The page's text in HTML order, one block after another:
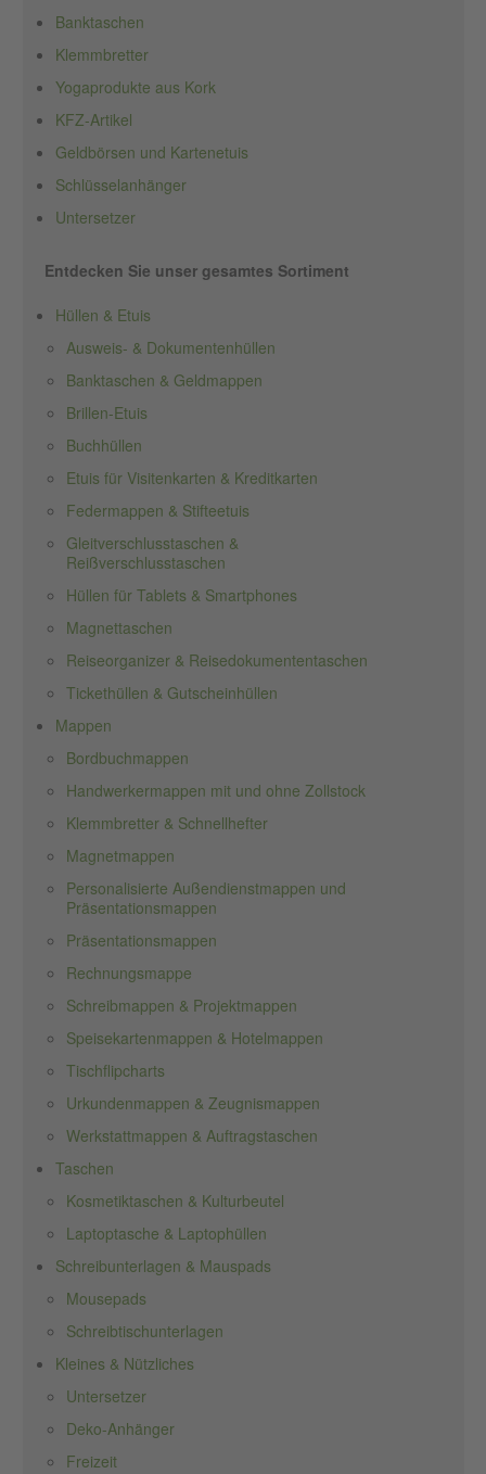
Banktaschen
Klemmbretter
Yogaprodukte aus Kork
KFZ-Artikel
Geldbörsen und Kartenetuis
Schlüsselanhänger
Untersetzer
Entdecken Sie unser gesamtes Sortiment
Hüllen & Etuis
Ausweis- & Dokumentenhüllen
Banktaschen & Geldmappen
Brillen-Etuis
Buchhüllen
Etuis für Visitenkarten & Kreditkarten
Federmappen & Stifteetuis
Gleitverschlusstaschen &
Reißverschlusstaschen
Hüllen für Tablets & Smartphones
Magnettaschen
Reiseorganizer & Reisedokumententaschen
Tickethüllen & Gutscheinhüllen
Mappen
Bordbuchmappen
Handwerkermappen mit und ohne Zollstock
Klemmbretter & Schnellhefter
Magnetmappen
Personalisierte Außendienstmappen und
Präsentationsmappen
Präsentationsmappen
Rechnungsmappe
Schreibmappen & Projektmappen
Speisekartenmappen & Hotelmappen
Tischflipcharts
Urkundenmappen & Zeugnismappen
Werkstattmappen & Auftragstaschen
Taschen
Kosmetiktaschen & Kulturbeutel
Laptoptasche & Laptophüllen
Schreibunterlagen & Mauspads
Mousepads
Schreibtischunterlagen
Kleines & Nützliches
Untersetzer
Deko-Anhänger
Freizeit